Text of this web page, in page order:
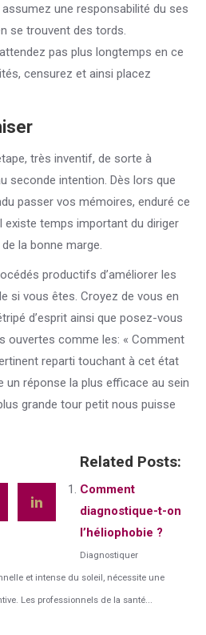
une responsabilité du ses
se trouvent des tords.
pas plus longtemps en ce
censurez et ainsi placez
très inventif, de sorte à
seconde intention. Dès lors que
passer vos mémoires, enduré ce
existe temps important du diriger
la bonne marge.
productifs d’améliorer les
si vous êtes. Croyez de vous en
d’esprit ainsi que posez-vous
ouvertes comme les: « Comment
reparti touchant à cet état
réponse la plus efficace au sein
grande tour petit nous puisse
Related Posts:
Comment
diagnostique-t-on
l’héliophobie ?
Diagnostiquer
et intense du soleil, nécessite une
Les professionnels de la santé...